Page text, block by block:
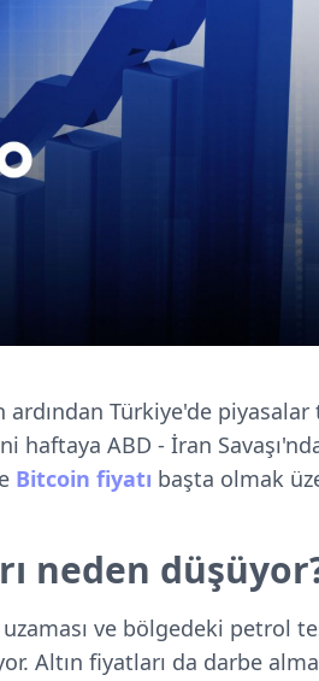
ardından Türkiye'de piyasalar
haftaya ABD - İran
Bitcoin fiyatı başta olmak
neden
uzaması ve bölgedeki petrol
Altın fiyatları da darbe